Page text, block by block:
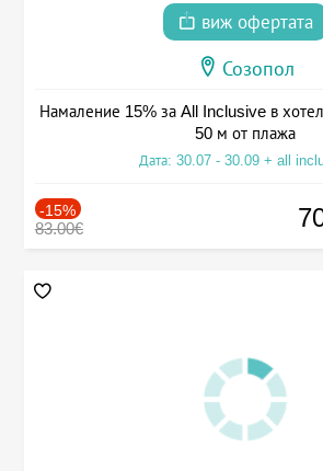
виж офертата
Созопол
Намаление 15% за All Inclusive в
50 м от плажа
Дата: 30.07 - 30.09 + all
-15%
83.00€